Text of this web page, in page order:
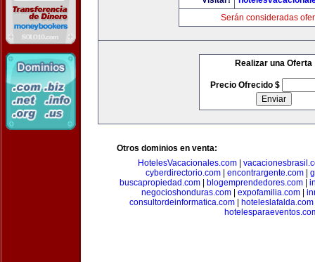
Serán consideradas
Realizar una Oferta
Precio Ofrecido $
Otros dominios en venta:
HotelesVacacionales.com|
cyberdirectorio.com| encontrargente.com|
buscapropiedad.com| blogemprendedores.com|
negocioshonduras.com| expofamilia.com|
consultordeinformatica.com| hoteleslafalda.com